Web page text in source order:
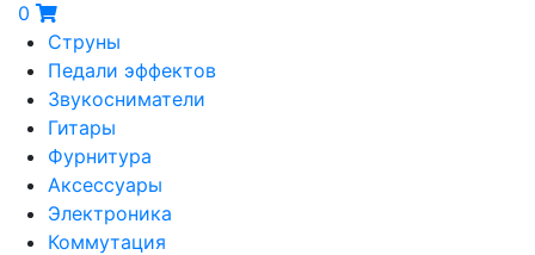
0
Струны
Педали эффектов
Звукосниматели
Гитары
Фурнитура
Аксессуары
Электроника
Коммутация